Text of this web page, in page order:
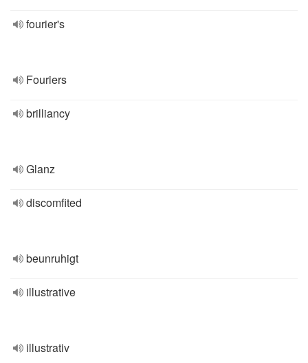
fourier's
Fouriers
brilliancy
Glanz
discomfited
beunruhigt
illustrative
illustrativ